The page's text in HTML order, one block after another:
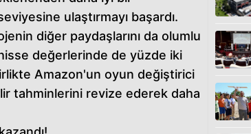
ulaştırmayı başardı.
diğer paydaşlarını da olumlu
değerlerinde de yüzde iki
Amazon'un oyun değiştirici
tahminlerini revize ederek daha